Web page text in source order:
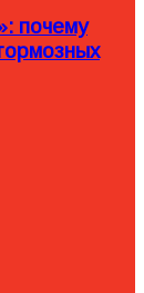
почему